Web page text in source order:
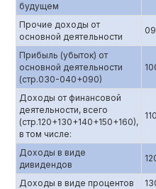
будущем
Прочие доходы от
основной деятельности
Прибыль (убыток) от
основной деятельности
(стр.0З0-040+090)
Доходы от финансовой
деятельности, всего
(стр.120+130+140+150+160),
в том числе:
110
Доходы в виде
дивидендов
Доходы в виде процентов